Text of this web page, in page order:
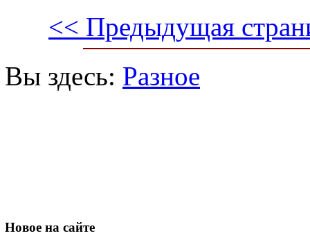
<< Предыдущая
Вы здесь: Разное
Новое на сайте